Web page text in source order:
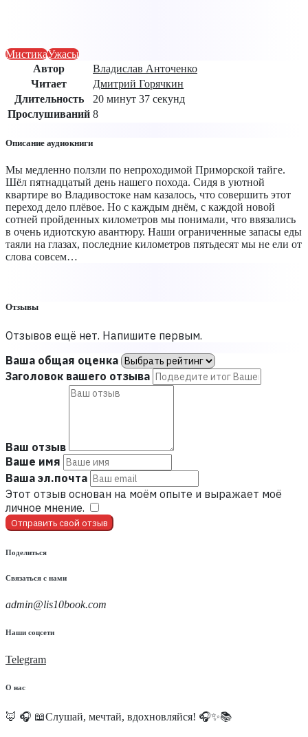
МистикаУжасы
Автор
Владислав Анточенко
Читает
Дмитрий Горячкин
Длительность
20 минут 37 секунд
Прослушиваний 8
Описание аудиокниги
Мы медленно ползли по непроходимой Приморской тайге.
Шёл пятнадцатый день нашего похода. Сидя в уютной
квартире во Владивостоке нам казалось, что совершить этот
переход дело плёвое. Но с каждым днём, с каждой новой
сотней пройденных километров мы понимали, что ввязались
в очень идиотскую авантюру. Наши ограниченные запасы еды
таяли на глазах, последние километров пятьдесят мы не ели от
слова совсем…
Отзывы
Отзывов ещё нет. Напишите первым.
Ваша общая оценка
Заголовок вашего отзыва
Ваш отзыв
Ваше имя
Ваша эл.почта
Этот отзыв основан на моём опыте и выражает моё
личное мнение.
Отправить свой отзыв
Поделиться
Связаться с нами
admin@lis10book.com
Наши соцсети
Telegram
О нас
🦊 🎧 📖Слушай, мечтай, вдохновляйся! 🎧✨📚